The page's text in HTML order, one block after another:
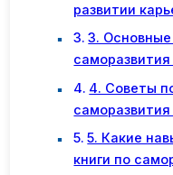
развитии
3.
4. Советы
5. Какие
книги по